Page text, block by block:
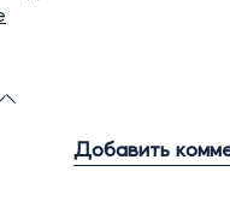
Добавить